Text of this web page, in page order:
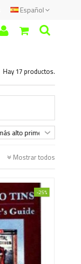
Español
Hay 17 productos.
Mostrar todos
-25%